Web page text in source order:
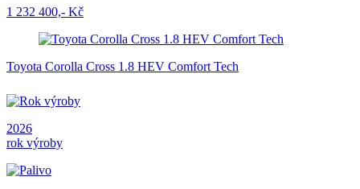
1 232 400,- Kč
Toyota Corolla Cross 1.8 HEV Comfort Tech
2026
rok výroby